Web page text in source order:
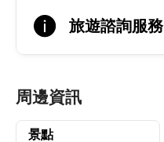
旅遊諮詢服務
周邊資訊
景點